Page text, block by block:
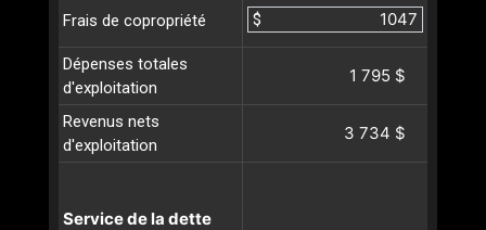
Frais de copropriété $
Dépenses totales
d'exploitation
1 795 $
Revenus nets
d'exploitation
3 734 $
Service de la dette